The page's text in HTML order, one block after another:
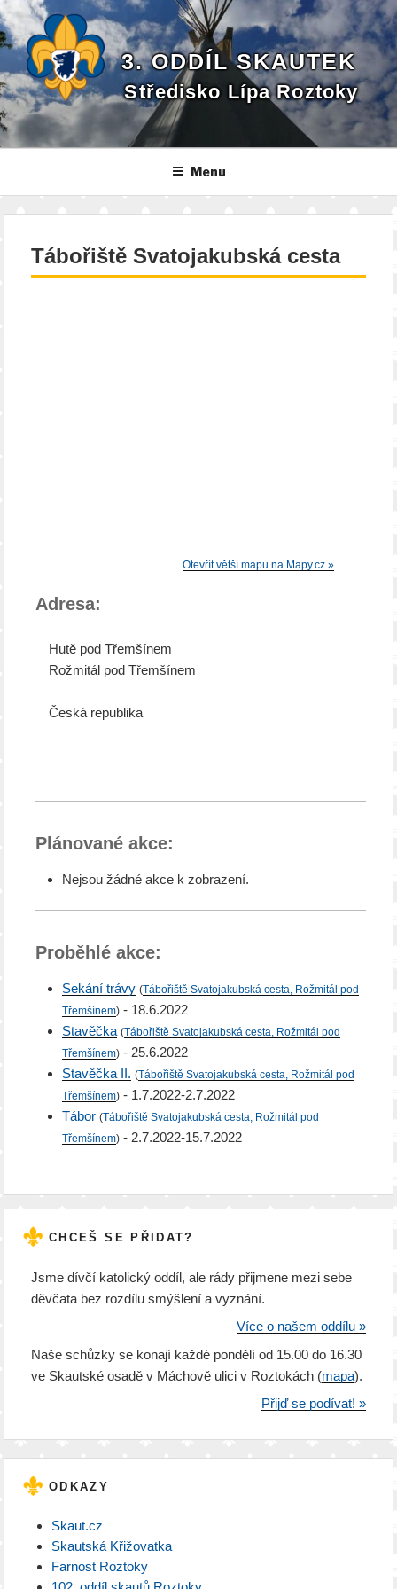
Přejít
k
obsahu
webu
3. ODDÍL SKAUTEK
Středisko Lípa Roztoky
Menu
Tábořiště Svatojakubská cesta
Otevřít větší mapu na Mapy.cz »
Adresa:
Hutě pod Třemšínem
Rožmitál pod Třemšínem
Česká republika
Plánované akce:
Nejsou žádné akce k zobrazení.
Proběhlé akce:
Sekání trávy (Tábořiště Svatojakubská cesta, Rožmitál pod
Třemšínem) - 18.6.2022
Stavěčka (Tábořiště Svatojakubská cesta, Rožmitál pod
Třemšínem) - 25.6.2022
Stavěčka II. (Tábořiště Svatojakubská cesta, Rožmitál pod
Třemšínem) - 1.7.2022-2.7.2022
Tábor (Tábořiště Svatojakubská cesta, Rožmitál pod
Třemšínem) - 2.7.2022-15.7.2022
CHCEŠ SE PŘIDAT?
Jsme dívčí katolický oddíl, ale rády přijmene mezi sebe
děvčata bez rozdílu smýšlení a vyznání.
Více o našem oddílu »
Naše schůzky se konají každé pondělí od 15.00 do 16.30
ve Skautské osadě v Máchově ulici v Roztokách (mapa).
Přijď se podívat! »
ODKAZY
Skaut.cz
Skautská Křižovatka
Farnost Roztoky